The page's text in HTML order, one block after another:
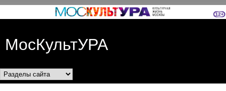
Перейти к основному
МосКультУРА
Разделы сайта